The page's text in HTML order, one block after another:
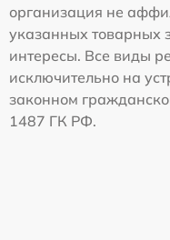
организация не
указанных товарных
интересы. Все виды
исключительно на
законном
1487 ГК РФ.